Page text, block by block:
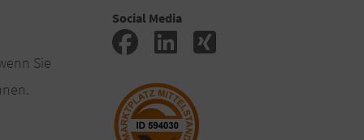
Sie
Social Media